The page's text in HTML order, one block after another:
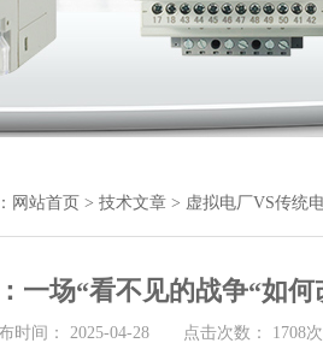
网站首页 > 技术文章 > 虚拟电厂VS传统
一场“看不见的战争“如何
时间： 2025-04-28 点击次数： 1708次